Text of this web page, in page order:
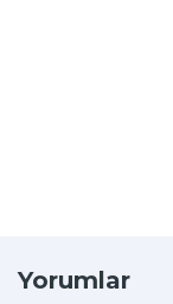
Yorumlar